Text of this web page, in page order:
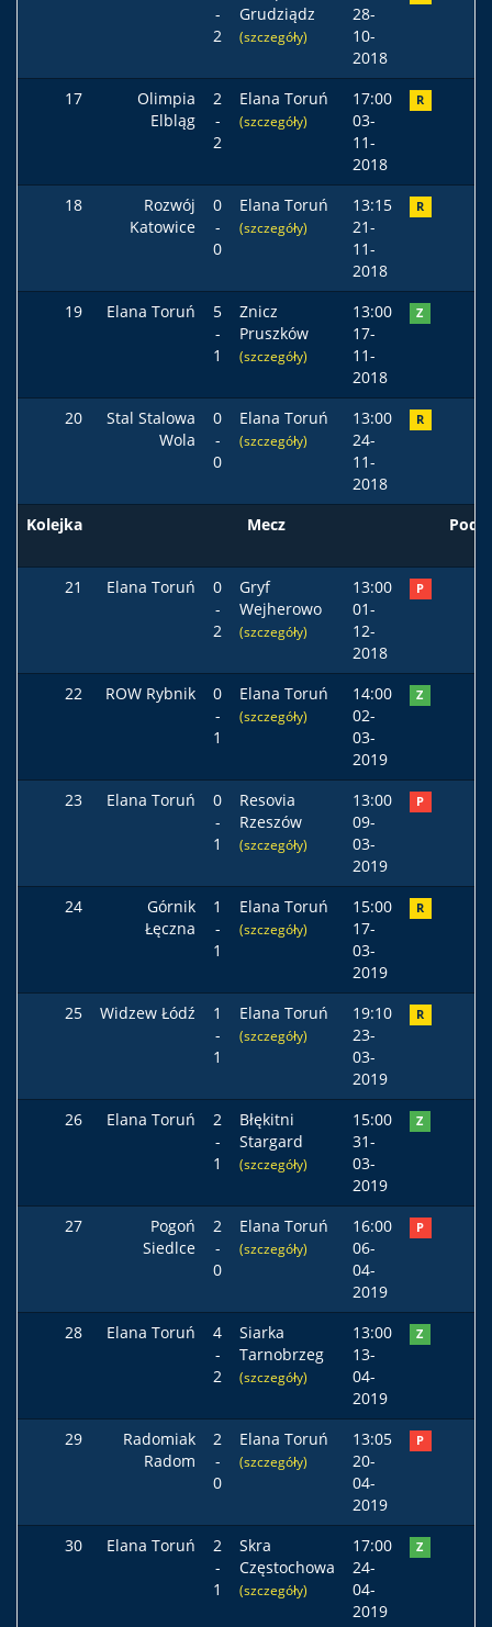
-
2
Grudziądz
(szczegóły)
28-
10-
2018
17
Olimpia
Elbląg
2
-
2
Elana Toruń
(szczegóły)
17:00
03-
11-
2018
R
18
Rozwój
Katowice
0
-
0
Elana Toruń
(szczegóły)
13:15
21-
11-
2018
R
19 Elana Toruń
5
-
1
Znicz
Pruszków
(szczegóły)
13:00
17-
11-
2018
Z
20
Stal Stalowa
Wola
0
-
0
Elana Toruń
(szczegóły)
13:00
24-
11-
2018
R
Kolejka Mecz Podst
21 Elana Toruń
0
-
2
Gryf
Wejherowo
(szczegóły)
13:00
01-
12-
2018
P
22 ROW Rybnik
0
-
1
Elana Toruń
(szczegóły)
14:00
02-
03-
2019
Z
23 Elana Toruń
0
-
1
Resovia
Rzeszów
(szczegóły)
13:00
09-
03-
2019
P
24
Górnik
Łęczna
1
-
1
Elana Toruń
(szczegóły)
15:00
17-
03-
2019
R
25 Widzew Łódź
1
-
1
Elana Toruń
(szczegóły)
19:10
23-
03-
2019
R
26 Elana Toruń
2
-
1
Błękitni
Stargard
(szczegóły)
15:00
31-
03-
2019
Z
27
Pogoń
Siedlce
2
-
0
Elana Toruń
(szczegóły)
16:00
06-
04-
2019
P
28 Elana Toruń
4
-
2
Siarka
Tarnobrzeg
(szczegóły)
13:00
13-
04-
2019
Z
29
Radomiak
Radom
2
-
0
Elana Toruń
(szczegóły)
13:05
20-
04-
2019
P
30 Elana Toruń
2
-
1
Skra
Częstochowa
(szczegóły)
17:00
24-
04-
2019
Z